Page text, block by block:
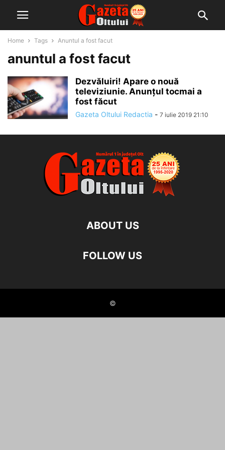
Home Tags Anuntul a fost facut
anuntul a fost facut
Dezvăluiri! Apare o nouă
televiziunie. Anunțul tocmai a
fost făcut
Gazeta Oltului Redactia - 7 iulie 2019 21:10
ABOUT US
FOLLOW US
©